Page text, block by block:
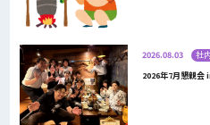
2026.08.03
社
2026年7月懇親会